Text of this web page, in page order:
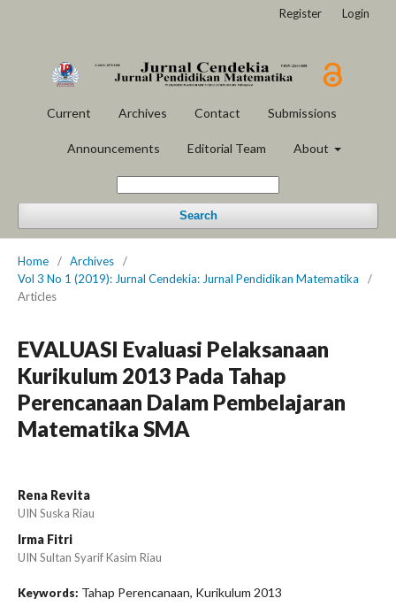
Current Archives Contact Submissions
Announcements Editorial Team About
Search
Register Login
Home / Archives
/
Vol 3 No 1 (2019): Jurnal Cendekia: Jurnal Pendidikan Matematika
/
Articles
EVALUASI Evaluasi Pelaksanaan
Kurikulum 2013 Pada Tahap
Perencanaan Dalam Pembelajaran
Matematika SMA
Rena Revita
UIN Suska Riau
Irma Fitri
UIN Sultan Syarif Kasim Riau
Keywords: Tahap Perencanaan, Kurikulum 2013